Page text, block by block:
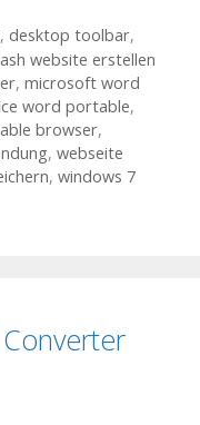
, desktop toolbar,
website erstellen
, microsoft word
word portable,
browser,
, webseite
, windows 7